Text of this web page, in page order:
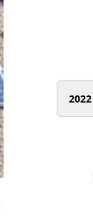
2022